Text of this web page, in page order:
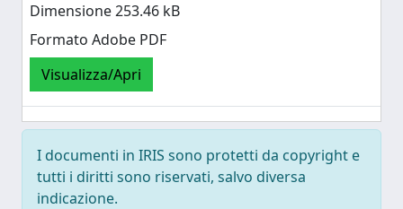
Dimensione 253.46 kB
Formato Adobe PDF
Visualizza/Apri
I documenti in IRIS sono protetti da copyright e
tutti i diritti sono riservati, salvo diversa
indicazione.